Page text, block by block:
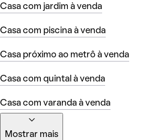
Casa com jardim à venda
Casa com piscina à venda
Casa próximo ao metrô à venda
Casa com quintal à venda
Casa com varanda à venda
Mostrar mais